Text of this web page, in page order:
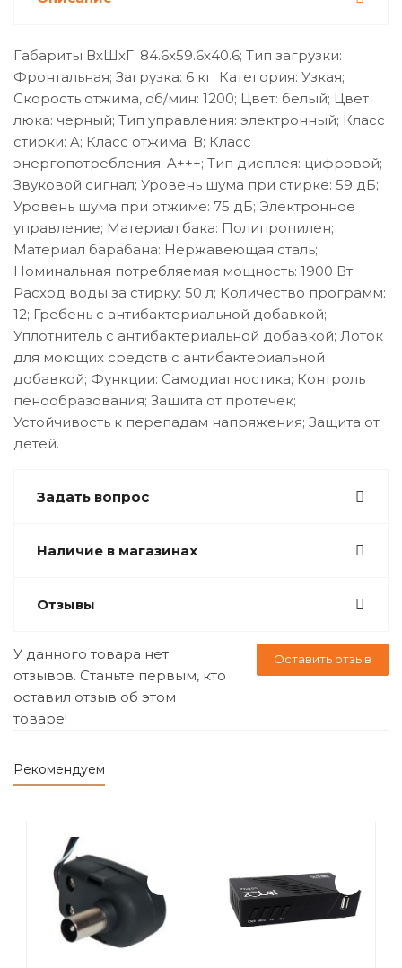
Габариты ВхШхГ: 84.6x59.6x40.6; Тип загрузки:
Фронтальная; Загрузка: 6 кг; Категория: Узкая;
Скорость отжима, об/мин: 1200; Цвет: белый; Цвет
люка: черный; Тип управления: электронный; Класс
стирки: A; Класс отжима: В; Класс
энергопотребления: A+++; Тип дисплея: цифровой;
Звуковой сигнал; Уровень шума при стирке: 59 дБ;
Уровень шума при отжиме: 75 дБ; Электронное
управление; Материал бака: Полипропилен;
Материал барабана: Нержавеющая сталь;
Номинальная потребляемая мощность: 1900 Вт;
Расход воды за стирку: 50 л; Количество программ:
12; Гребень с антибактериальной добавкой;
Уплотнитель с антибактериальной добавкой; Лоток
для моющих средств с антибактериальной
добавкой; Функции: Самодиагностика; Контроль
пенообразования; Защита от протечек;
Устойчивость к перепадам напряжения; Защита от
детей.
Задать вопрос
Наличие в магазинах
Отзывы
Оставить отзыв
У данного товара нет
отзывов. Станьте первым, кто
оставил отзыв об этом
товаре!
Рекомендуем